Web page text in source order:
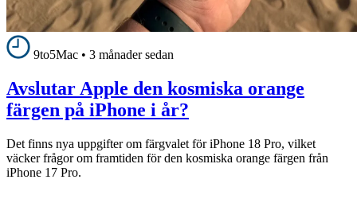
9to5Mac • 3 månader sedan
Avslutar Apple den kosmiska orange
färgen på iPhone i år?
Det finns nya uppgifter om färgvalet för iPhone 18 Pro, vilket
väcker frågor om framtiden för den kosmiska orange färgen från
iPhone 17 Pro.